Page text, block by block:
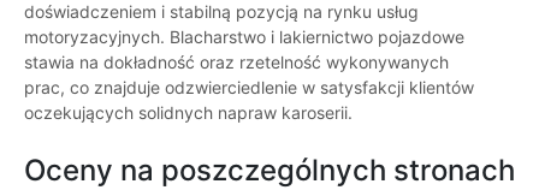
doświadczeniem i stabilną pozycją na rynku usług
motoryzacyjnych. Blacharstwo i lakiernictwo pojazdowe
stawia na dokładność oraz rzetelność wykonywanych
prac, co znajduje odzwierciedlenie w satysfakcji klientów
oczekujących solidnych napraw karoserii.
Oceny na poszczególnych stronach